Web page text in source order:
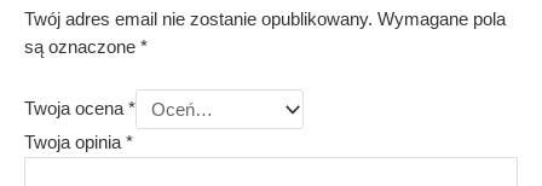
Twój adres email nie zostanie opublikowany. Wymagane pola
są oznaczone *
Twoja ocena*
Twoja opinia *